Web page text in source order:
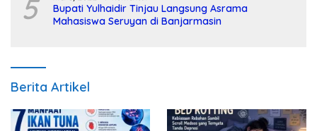
5
Bupati Yulhaidir Tinjau Langsung Asrama
Mahasiswa Seruyan di Banjarmasin
Berita Artikel